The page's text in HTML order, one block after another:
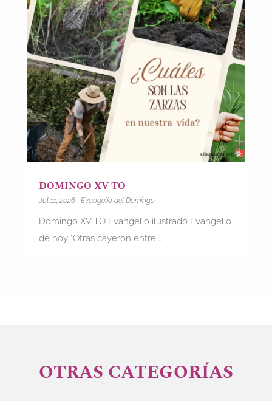
DOMINGO XV TO
Jul 11, 2026| Evangelio del Domingo
Domingo XV TO Evangelio ilustrado Evangelio
de hoy "Otras cayeron entre...
OTRAS CATEGORÍAS